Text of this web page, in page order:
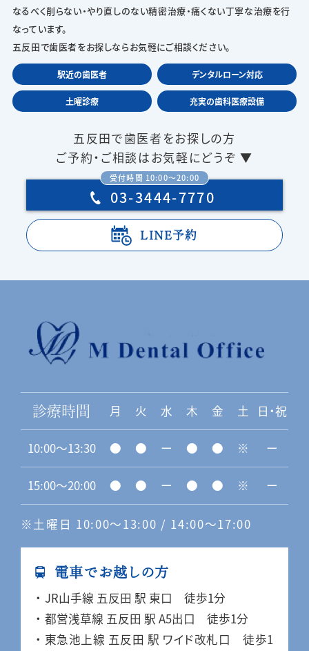
なるべく削らない・やり直しのない精密治療・痛くない丁寧な治療を行
なっています。
五反田で歯医者をお探しならお気軽にご相談ください。
駅近の歯医者 デンタルローン対応
土曜診療 充実の歯科医療設備
五反田で歯医者をお探しの方
ご予約・ご相談はお気軽にどうぞ ▼
受付時間 10:00〜20:00
03-3444-7770
LINE予約
診療時間 月 火 水 木 金 土 日・祝
10:00〜13:30 ● ● ー ● ● ※ ー
15:00〜20:00 ● ● ー ● ● ※ ー
※土曜日 10:00〜13:00 / 14:00〜17:00
電車でお越しの方
JR山手線 五反田 駅 東口 徒歩1分
都営浅草線 五反田 駅 A5出口 徒歩1分
東急池上線 五反田 駅 ワイド改札口 徒歩1